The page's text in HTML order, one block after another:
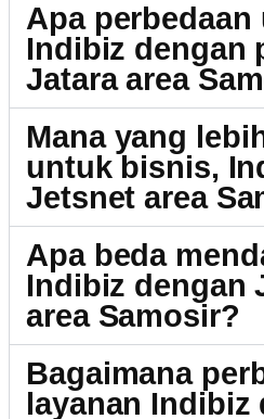
Apa perbedaan
Indibiz dengan
Jatara area
Mana yang
untuk bisnis,
Jetsnet area
Apa beda
Indibiz dengan
area Samosir?
Bagaimana
layanan Indibiz